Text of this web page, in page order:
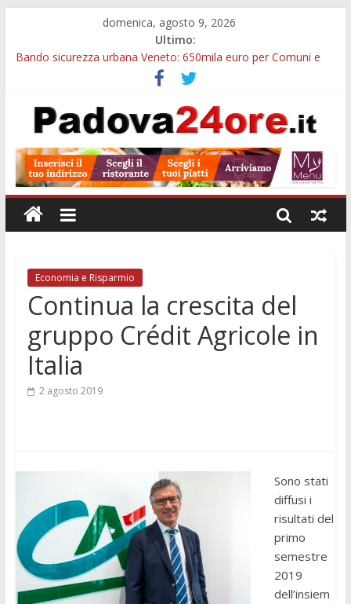
domenica, agosto 9, 2026
Ultimo:
Bando sicurezza urbana Veneto: 650mila euro per Comuni e
Restauro 2026, chiuse le domande: 2,5 milioni per formare
nuove competenze in Veneto
Calici di Stelle Arzergrande: astronomia, musica e sapori al
Notizie di Padova alle ore 10: censimento a Monselice, arresto
antidroga e siccità
Notizie di Padova alle ore 23: maltrattamenti, arresto a
Limena e progetto Cool Shop
Economia e Risparmio
Continua la crescita del
gruppo Crédit Agricole in
Italia
2 agosto 2019
Sono stati
diffusi i
risultati del
primo
semestre
2019
dell’insiem